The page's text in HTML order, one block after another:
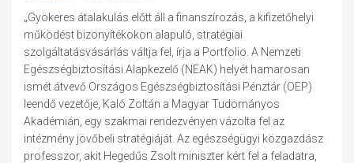
„Gyökeres átalakulás előtt áll a finanszírozás, a kifizetőhelyi
működést bizonyítékokon alapuló, stratégiai
szolgáltatásvásárlás váltja fel, írja a Portfolio. A Nemzeti
Egészségbiztosítási Alapkezelő (NEAK) helyét hamarosan
ismét átvevő Országos Egészségbiztosítási Pénztár (OEP)
leendő vezetője, Kaló Zoltán a Magyar Tudományos
Akadémián, egy szakmai rendezvényen vázolta fel az
intézmény jövőbeli stratégiáját. Az egészségügyi közgazdász
professzor, akit Hegedűs Zsolt miniszter kért fel a feladatra,